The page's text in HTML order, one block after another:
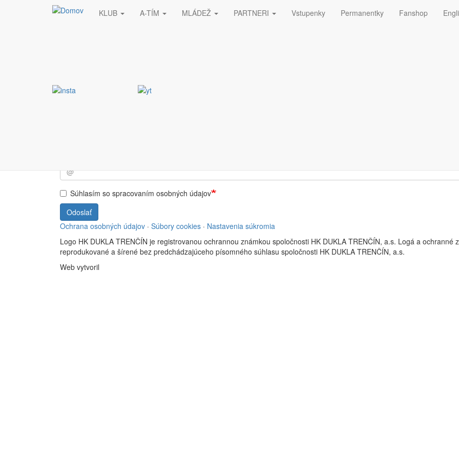
KLUB A-TÍM MLÁDEŽ PARTNERI Vstupenky Permanentky Fanshop
Vyžiadaná stránka nebola nájdená.
Súhlasím so spracovaním osobných údajov
Odoslať
Ochrana osobných údajov · Súbory cookies · Nastavenia súkromia
Logo HK DUKLA TRENČÍN je registrovanou ochrannou známkou spoločnosti HK DUKLA TRENČÍN, a.s. Logá a ochranné
reprodukované a šírené bez predchádzajúceho písomného súhlasu spoločnosti HK DUKLA TRENČÍN, a.s.
Web vytvoril